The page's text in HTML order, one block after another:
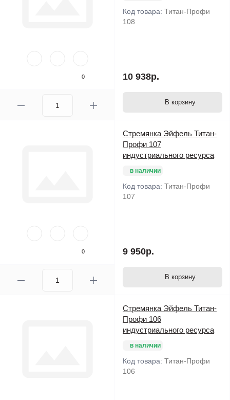
0
Код товара: Титан-Профи
108
10 938р.
В корзину
0
Стремянка Эйфель Титан-
Профи 107
индустриального ресурса
в наличии
Код товара: Титан-Профи
107
9 950р.
В корзину
Стремянка Эйфель Титан-
Профи 106
индустриального ресурса
в наличии
Код товара: Титан-Профи
106